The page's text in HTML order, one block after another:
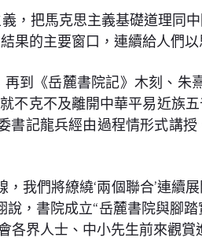
，把馬克思主義基礎道理同
果的主要窗口，連續給人們以
到《岳麓書院記》木刻、朱
不克不及離開中華平易近族
記龍兵經由過程情形式講
我們將繚繞‘兩個聯合’連續
，書院成立“岳麓書院與腳
各界人士、中小先生前來觀賞